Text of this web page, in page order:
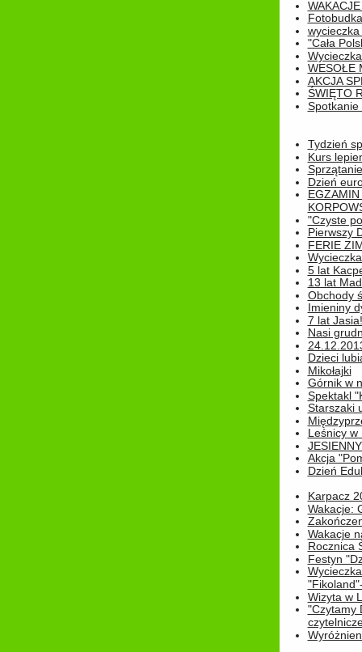
Fotobudka
"Cała
WESOŁE
AKCJA
ŚWIĘTO
Spotkanie
Tydzień
Kurs
Dzień
"Czyste
Pierwszy
FERIE
5 lat
13 lat
Obchody
Imieniny
7 lat Jasia!
Nasi
Dzieci
Mikołajki
Górnik w
Spektakl
Starszaki
Leśnicy w
Akcja
Dzień
Karpacz
Wakacje:
Wakacje
Rocznica
Festyn
Wizyta w
"Czytamy